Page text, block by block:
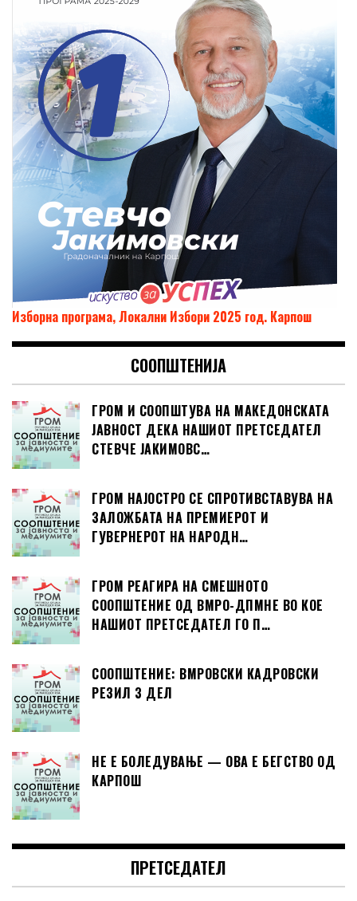
Изборна програма, Локални Избори 2025 год. Карпош
СООПШТЕНИЈА
ГРОМ И СООПШТУВА НА МАКЕДОНСКАТА
ЈАВНОСТ ДЕКА НАШИОТ ПРЕТСЕДАТЕЛ
СТЕВЧЕ ЈАКИМОВС…
ГРОМ НАЈОСТРО СЕ СПРОТИВСТАВУВА НА
ЗАЛОЖБАТА НА ПРЕМИЕРОТ И
ГУВЕРНЕРОТ НА НАРОДН…
ГРОМ РЕАГИРА НА СМЕШНОТО
СООПШТЕНИЕ ОД ВМРО-ДПМНЕ ВО КОЕ
НАШИОТ ПРЕТСЕДАТЕЛ ГО П…
СООПШТЕНИЕ: ВМРОВСКИ КАДРОВСКИ
РЕЗИЛ 3 ДЕЛ
НЕ Е БОЛЕДУВАЊЕ — ОВА Е БЕГСТВО ОД
КАРПОШ
ПРЕТСЕДАТЕЛ